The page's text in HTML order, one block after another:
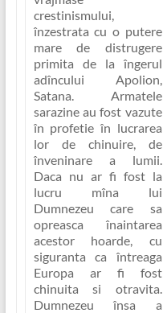
crestinismului,
înzestrata cu o putere
mare de distrugere
primita de la îngerul
adîncului Apolion,
Satana. Armatele
sarazine au fost vazute
în profetie în lucrarea
lor de chinuire, de
înveninare a lumii.
Daca nu ar fi fost la
lucru mîna lui
Dumnezeu care sa
opreasca înaintarea
acestor hoarde, cu
siguranta ca întreaga
Europa ar fi fost
chinuita si otravita.
Dumnezeu însa a